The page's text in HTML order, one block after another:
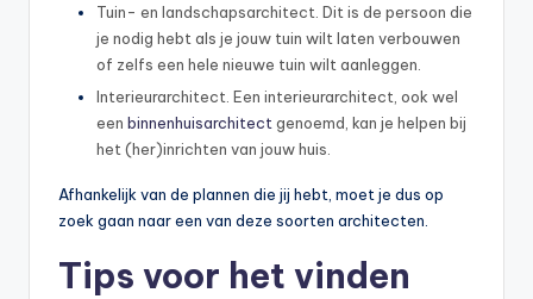
Tuin- en landschapsarchitect. Dit is de persoon die
je nodig hebt als je jouw tuin wilt laten verbouwen
of zelfs een hele nieuwe tuin wilt aanleggen.
Interieurarchitect. Een interieurarchitect, ook wel
een binnenhuisarchitect genoemd, kan je helpen bij
het (her)inrichten van jouw huis.
Afhankelijk van de plannen die jij hebt, moet je dus op
zoek gaan naar een van deze soorten architecten.
Tips voor het vinden